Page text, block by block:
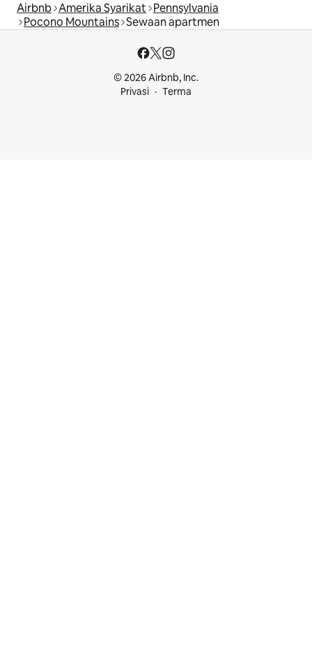
Airbnb Amerika Syarikat Pennsylvania
Pocono Mountains Sewaan apartmen
© 2026 Airbnb, Inc.
Privasi
Terma